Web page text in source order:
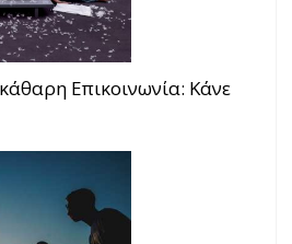
Επικοινωνία: Κάνε